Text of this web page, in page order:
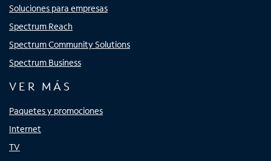
Soluciones para empresas
Spectrum Reach
Spectrum Community Solutions
Spectrum Business
VER MÁS
Paquetes y promociones
Internet
TV